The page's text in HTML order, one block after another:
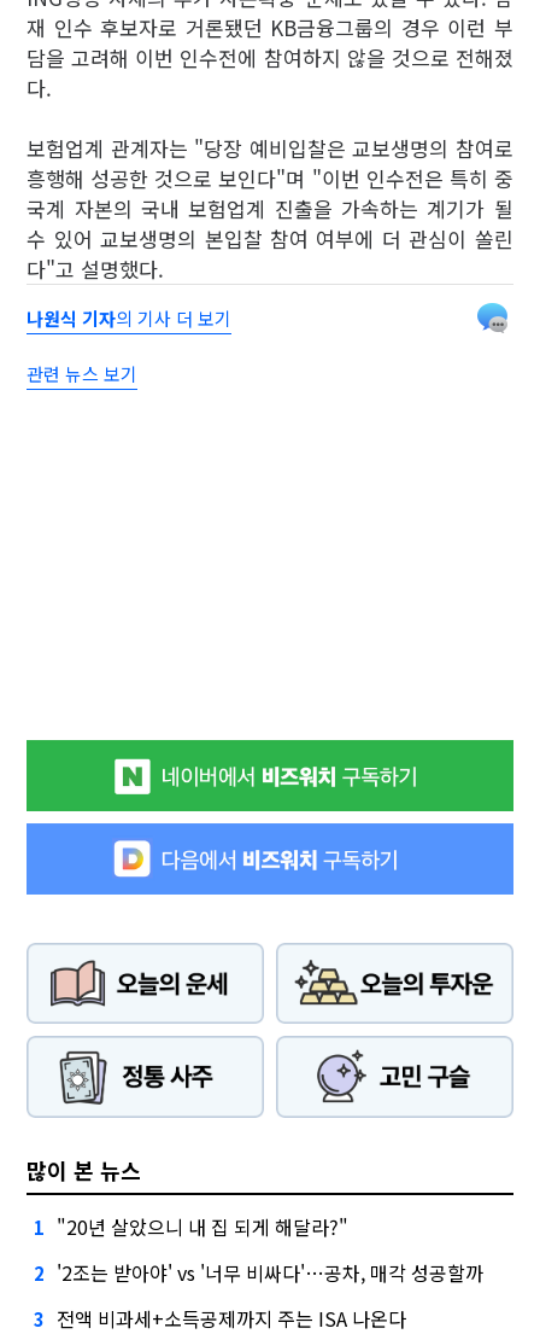
재 인수 후보자로 거론됐던 KB금융그룹의 경우 이런 부
담을 고려해 이번 인수전에 참여하지 않을 것으로 전해졌
다.
보험업계 관계자는 "당장 예비입찰은 교보생명의 참여로
흥행해 성공한 것으로 보인다"며 "이번 인수전은 특히 중
국계 자본의 국내 보험업계 진출을 가속하는 계기가 될
수 있어 교보생명의 본입찰 참여 여부에 더 관심이 쏠린
다"고 설명했다.
나원식 기자의 기사 더 보기
관련 뉴스 보기
많이 본 뉴스
1 "20년 살았으니 내 집 되게 해달라?"
2 '2조는 받아야' vs '너무 비싸다'…공차, 매각 성공할까
3 전액 비과세+소득공제까지 주는 ISA 나온다